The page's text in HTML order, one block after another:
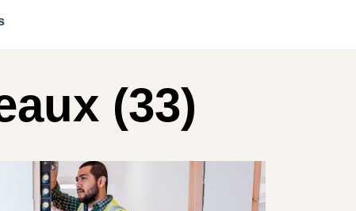
(33)